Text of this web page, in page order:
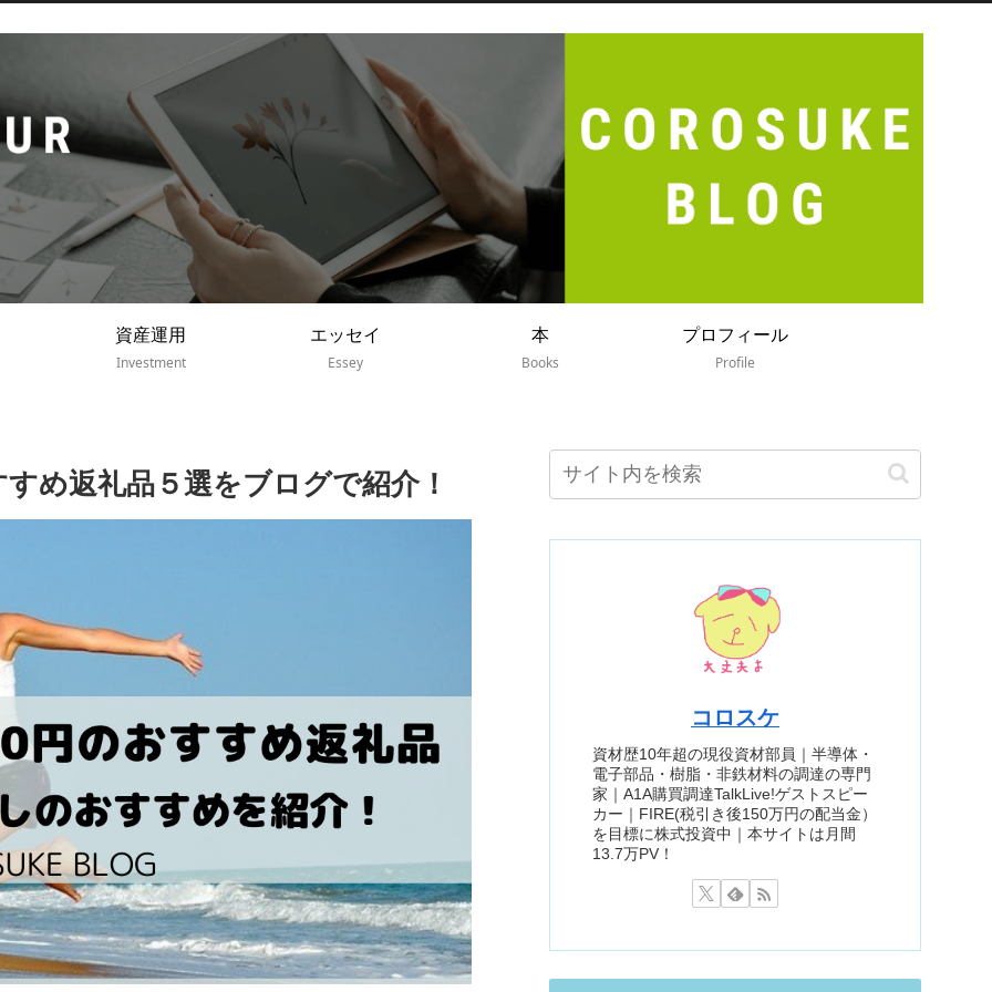
資産運用
Investment
エッセイ
Essey
本
Books
プロフィール
Profile
め返礼品５選をブログで紹介！
コロスケ
資材歴10年超の現役資材部員｜半導体・
電子部品・樹脂・非鉄材料の調達の専門
家｜A1A購買調達TalkLive!ゲストスピー
カー｜FIRE(税引き後150万円の配当金）
を目標に株式投資中｜本サイトは月間
13.7万PV！